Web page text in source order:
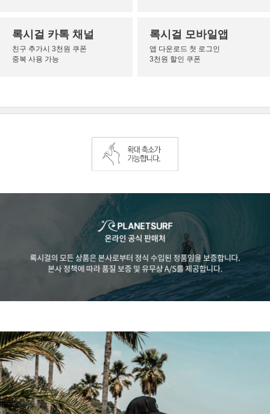
록시걸 카톡 채널
친구 추가시 3천원 쿠폰
중복 사용 가능
록시걸 모바일앱
앱 다운로드 첫 로그인
3천원 할인 쿠폰